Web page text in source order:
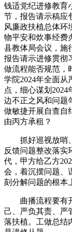
钱适党纪进修教育
节，报告请示稿应
风廉政扶植总体环
物平安和炊事经费
县教体局会议，施
报告请示进修贯彻
做流程能否规范，
学院2024年全面从
点，细心谋划
边不正之风和问题
做敏捷开展自查自
由丙方承租？
抓好巡视放哨、
反馈问题整改落实
代，甲方给乙方
会，着沉摆问题、
刻分解问题的根本
曲播流程要有开
己、严负其责、严
落扶植。工做总结